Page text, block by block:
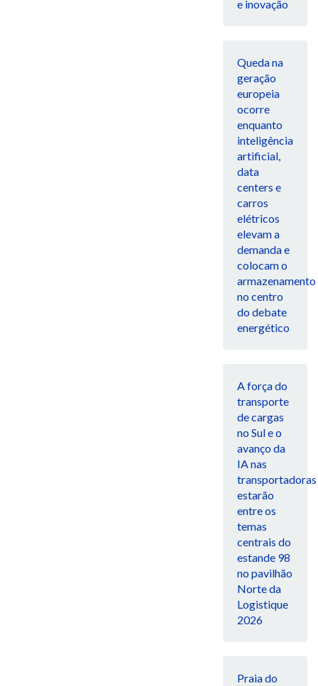
e inovação
Queda na
geração
europeia
ocorre
enquanto
inteligência
artificial,
data
centers e
carros
elétricos
elevam a
demanda e
colocam o
armazenamento
no centro
do debate
energético
A força do
transporte
de cargas
no Sul e o
avanço da
IA nas
transportadoras
estarão
entre os
temas
centrais do
estande 98
no pavilhão
Norte da
Logistique
2026
Praia do